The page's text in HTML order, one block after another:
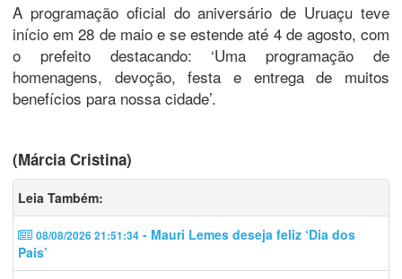
A programação oficial do aniversário de Uruaçu teve
início em 28 de maio e se estende até 4 de agosto, com
o prefeito destacando: ‘Uma programação de
homenagens, devoção, festa e entrega de muitos
benefícios para nossa cidade’.
(Márcia Cristina)
Leia Também:
08/08/2026 21:51:34 - Mauri Lemes deseja feliz ‘Dia dos
Pais’